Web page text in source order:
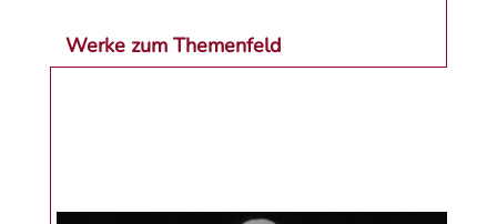
Werke zum Themenfeld